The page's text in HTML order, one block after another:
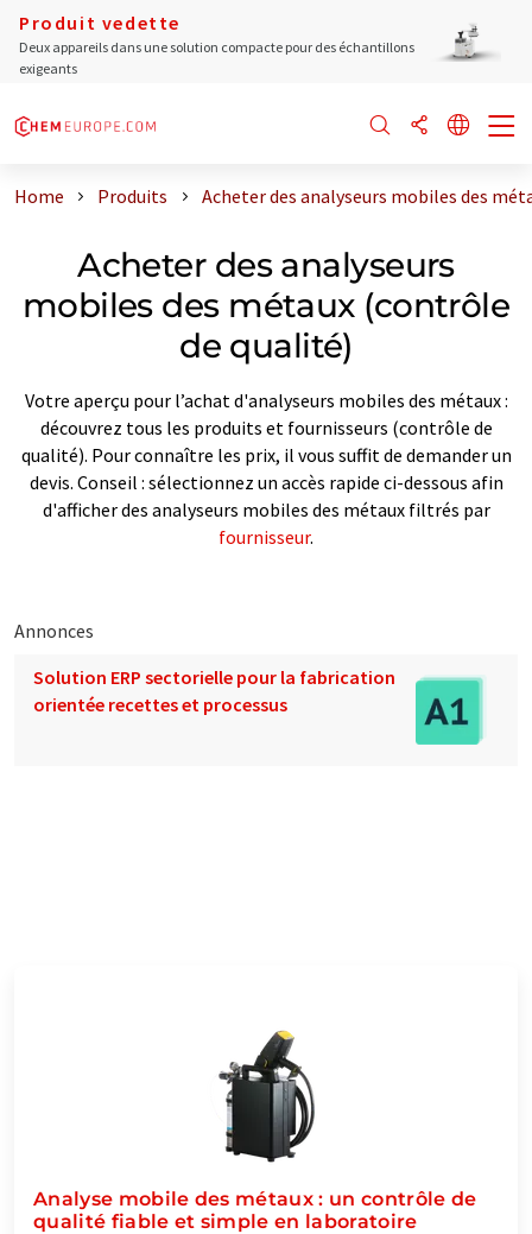
Produit vedette
Deux appareils dans une solution compacte pour des échantillons
exigeants
Home Produits Acheter des analyseurs mobiles des
Acheter des analyseurs
mobiles des métaux (contrôle
de qualité)
Votre aperçu pour l’achat d'analyseurs mobiles des métaux :
découvrez tous les produits et fournisseurs (contrôle de
qualité). Pour connaître les prix, il vous suffit de demander un
devis. Conseil : sélectionnez un accès rapide ci-dessous afin
d'afficher des analyseurs mobiles des métaux filtrés par
fournisseur.
Annonces
Solution ERP sectorielle pour la fabrication
orientée recettes et processus
Analyse mobile des métaux : un contrôle de
qualité fiable et simple en laboratoire